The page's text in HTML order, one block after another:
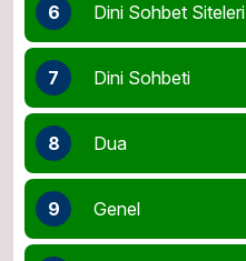
6 Dini Sohbet Siteleri
7 Dini Sohbeti
8 Dua
9 Genel